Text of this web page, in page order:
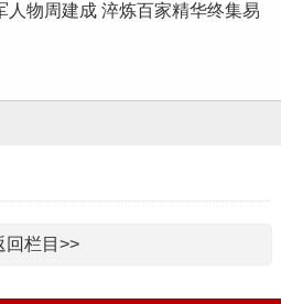
人物周建成 淬炼百家精华终集易
回栏目>>